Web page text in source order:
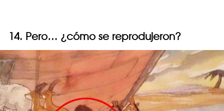
14. Pero… ¿cómo se reprodujeron?